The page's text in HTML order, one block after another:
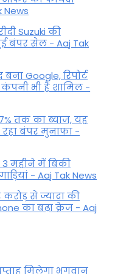
News
Suzuki की
बंपर सेल - Aaj Tak
Google, रिपोर्ट
भी हैं शामिल -
तक का ब्याज, यह
बंपर मुनाफा -
3 महीने में बिकी
- Aaj Tak News
करोड़ से ज्यादा की
का बढ़ा क्रेज - Aaj
मिलेगा भगवान